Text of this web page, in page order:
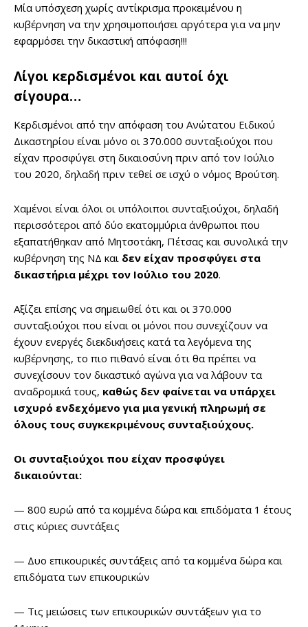
Μία υπόσχεση χωρίς αντίκρισμα προκειμένου η
κυβέρνηση να την χρησιμοποιήσει αργότερα για να μην
εφαρμόσει την δικαστική απόφαση!!!
Λίγοι κερδισμένοι και αυτοί όχι
σίγουρα…
Κερδισμένοι από την απόφαση του Ανώτατου Ειδικού
Δικαστηρίου είναι μόνο οι 370.000 συνταξιούχοι που
είχαν προσφύγει στη δικαιοσύνη πριν από τον Ιούλιο
του 2020, δηλαδή πριν τεθεί σε ισχύ ο νόμος Βρούτση.
Χαμένοι είναι όλοι οι υπόλοιποι συνταξιούχοι, δηλαδή
περισσότεροι από δύο εκατομμύρια άνθρωποι που
εξαπατήθηκαν από Μητσοτάκη, Πέτσας και συνολικά την
κυβέρνηση της ΝΔ και δεν είχαν προσφύγει στα
δικαστήρια μέχρι τον Ιούλιο του 2020.
Αξίζει επίσης να σημειωθεί ότι και οι 370.000
συνταξιούχοι που είναι οι μόνοι που συνεχίζουν να
έχουν ενεργές διεκδικήσεις κατά τα λεγόμενα της
κυβέρνησης, το πιο πιθανό είναι ότι θα πρέπει να
συνεχίσουν τον δικαστικό αγώνα για να λάβουν τα
αναδρομικά τους, καθώς δεν φαίνεται να υπάρχει
ισχυρό ενδεχόμενο για μια γενική πληρωμή σε
όλους τους συγκεκριμένους συνταξιούχους.
Οι συνταξιούχοι που είχαν προσφύγει
δικαιούνται:
— 800 ευρώ από τα κομμένα δώρα και επιδόματα 1 έτους
στις κύριες συντάξεις
— Δυο επικουρικές συντάξεις από τα κομμένα δώρα και
επιδόματα των επικουρικών
— Τις μειώσεις των επικουρικών συντάξεων για το